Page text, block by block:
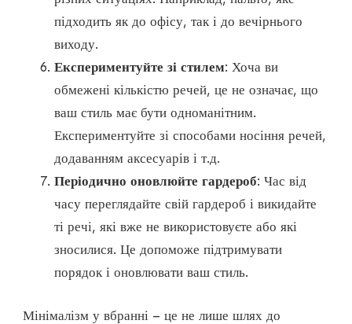
підходить як до офісу, так і до вечірнього
виходу.
Експериментуйте зі стилем: Хоча ви
обмежені кількістю речей, це не означає, що
ваш стиль має бути одноманітним.
Експериментуйте зі способами носіння речей,
додаванням аксесуарів і т.д.
Періодично оновлюйте гардероб: Час від
часу переглядайте свій гардероб і викидайте
ті речі, які вже не використовуєте або які
зносилися. Це допоможе підтримувати
порядок і оновлювати ваш стиль.
Мінімалізм у вбранні – це не лише шлях до